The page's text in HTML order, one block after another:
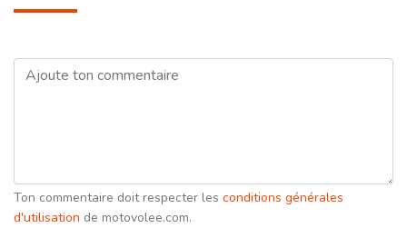
Ton commentaire doit respecter les conditions générales
d'utilisation de motovolee.com.